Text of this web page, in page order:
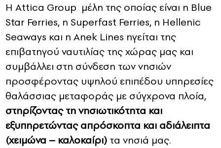
Η Attica Group μέλη της οποίας είναι η Blue
Star Ferries, η Superfast Ferries, η Hellenic
Seaways και η Anek Lines ηγείται της
επιβατηγού ναυτιλίας της χώρας μας και
συμβάλλει στη σύνδεση των νησιών
προσφέροντας υψηλού επιπέδου υπηρεσίες
θαλάσσιας μεταφοράς με σύγχρονα πλοία,
στηρίζοντας τη νησιωτικότητα και
εξυπηρετώντας απρόσκοπτα και αδιάλειπτα
(χειμώνα – καλοκαίρι) τα νησιά μας.